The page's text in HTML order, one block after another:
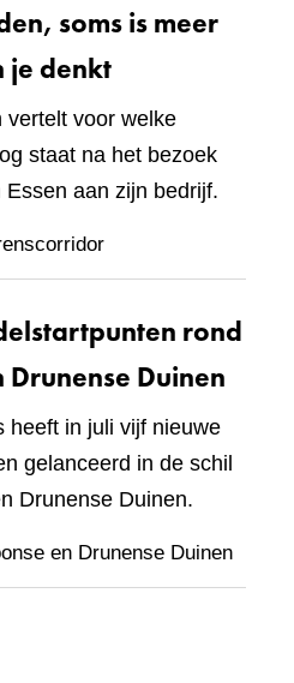
soms is meer
je denkt
vertelt voor welke
staat na het bezoek
aan zijn bedrijf.
rond
Drunense Duinen
heeft in juli vijf nieuwe
gelanceerd in de schil
Drunense Duinen.
en Drunense Duinen